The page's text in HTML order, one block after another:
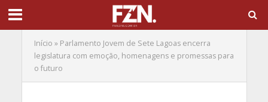
Início » Parlamento Jovem de Sete Lagoas encerra
legislatura com emoção, homenagens e promessas para
o futuro